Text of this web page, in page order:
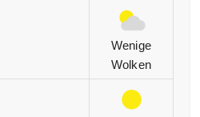
Wenige
Wolken